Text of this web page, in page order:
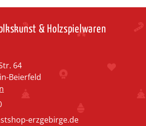
& Holzspielwaren
64
Beierfeld
erzgebirge.de